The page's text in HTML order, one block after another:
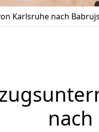
Karlsruhe nach